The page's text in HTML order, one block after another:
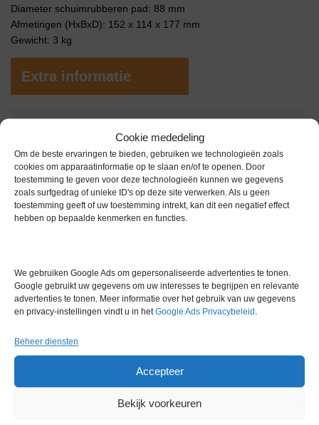
Cookie mededeling
Om de beste ervaringen te bieden, gebruiken we technologieën zoals
cookies om apparaatinformatie op te slaan en/of te openen. Door
toestemming te geven voor deze technologieën kunnen we gegevens
zoals surfgedrag of unieke ID's op deze site verwerken. Als u geen
toestemming geeft of uw toestemming intrekt, kan dit een negatief effect
hebben op bepaalde kenmerken en functies.
We gebruiken Google Ads om gepersonaliseerde advertenties te tonen.
Google gebruikt uw gegevens om uw interesses te begrijpen en relevante
advertenties te tonen. Meer informatie over het gebruik van uw gegevens
en privacy-instellingen vindt u in hetGoogle Ads Privacybeleid .
Beheer diensten
Accepteer
Bekijk voorkeuren
Diameter schuimrubberen pad: 88 mm
Afmetingen (HxBxD): 152 x 114 x 177 mm
Gewicht: 3 kg
Extra informatie
Gewicht 0,0 kg
Voorraad
LM 19975